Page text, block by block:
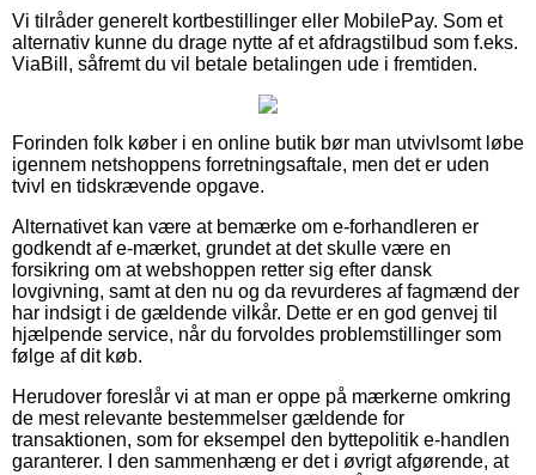
Vi tilråder generelt kortbestillinger eller MobilePay. Som et
alternativ kunne du drage nytte af et afdragstilbud som f.eks.
ViaBill, såfremt du vil betale betalingen ude i fremtiden.
Forinden folk køber i en online butik bør man utvivlsomt løbe
igennem netshoppens forretningsaftale, men det er uden
tvivl en tidskrævende opgave.
Alternativet kan være at bemærke om e-forhandleren er
godkendt af e-mærket, grundet at det skulle være en
forsikring om at webshoppen retter sig efter dansk
lovgivning, samt at den nu og da revurderes af fagmænd der
har indsigt i de gældende vilkår. Dette er en god genvej til
hjælpende service, når du forvoldes problemstillinger som
følge af dit køb.
Herudover foreslår vi at man er oppe på mærkerne omkring
de mest relevante bestemmelser gældende for
transaktionen, som for eksempel den byttepolitik e-handlen
garanterer. I den sammenhæng er det i øvrigt afgørende, at